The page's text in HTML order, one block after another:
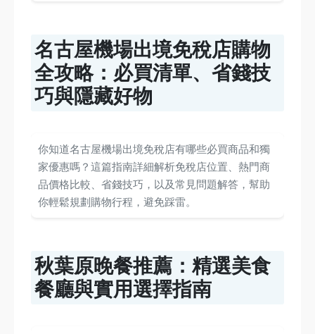
名古屋機場出境免稅店購物
全攻略：必買清單、省錢技
巧與隱藏好物
你知道名古屋機場出境免稅店有哪些必買商品和獨
家優惠嗎？這篇指南詳細解析免稅店位置、熱門商
品價格比較、省錢技巧，以及常見問題解答，幫助
你輕鬆規劃購物行程，避免踩雷。
秋葉原晚餐推薦：精選美食
餐廳與實用選擇指南